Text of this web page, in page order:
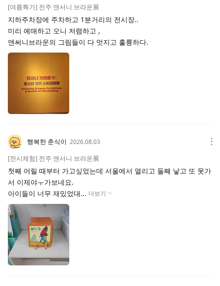
[여름특가] 전주 앤서니 브라운展
지하주차장에 주차하고 1분거리의 전시장..
미리 예매하고 오니 저렴하고 ,
앤써니브라운의 그림들이 다 멋지고 훌륭하다.
행복한 춘식이 2026.08.03
[전시체험] 전주 앤서니 브라운展
첫째 어릴 때부터 가고싶었는데 서울에서 열리고 둘째 낳고 또 못가
서 이제야ㅜ가보네요.
아이들이 너무 재밌었대... 더보기